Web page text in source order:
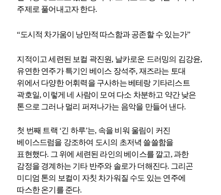
주제로 풀어내고자 한다.
“도시적 차가움이 낭만적 따스함과 공존할 수 있는가”
지적이고 세련된 보컬 곽진원, 날카로운 드러밍의 김강윤,
유연한 연주가 특기인 베이스 장석주, 재즈라는 토대
위에서 다양한 어휘력을 구사하는 베테랑 기타리스트
곽호일, 이렇게 네 사람이 모여 다소 차분하고 약간 낮은
톤으로 그러나 멀리 퍼져나가는 음악을 만들어 낸다.
첫 번째 트랙 ‘긴 하루’는, 속을 비워 울림이 커진
베이스드럼을 강조하여 도시의 초저녁 쓸쓸함을
표현했다. 그 위에 세련된 라인의 베이스를 깔고, 과한
감정을 경계하는 기타 반주와 솔로가 더해진다. 그리곤
미디엄 톤의 보컬이 자칫 차가워질 수도 있는 연주에
따스한 온기를 준다.